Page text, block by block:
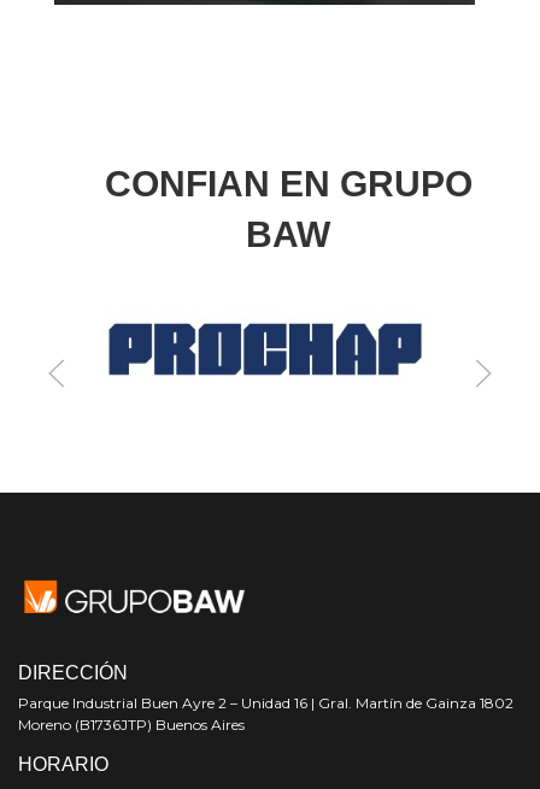
CONFIAN EN GRUPO
BAW
DIRECCIÓN
Parque Industrial Buen Ayre 2 – Unidad 16 | Gral. Martín de Gainza 1802
Moreno (B1736JTP) Buenos Aires
HORARIO